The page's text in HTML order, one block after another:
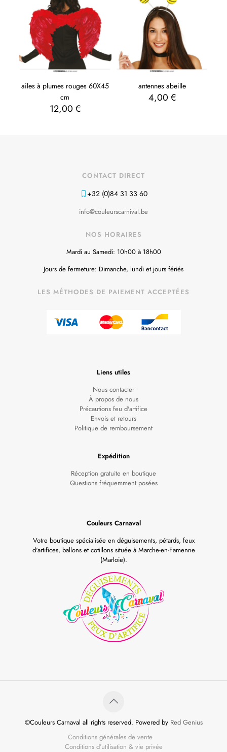
ailes à plumes rouges 60X45
cm
12,00 €
antennes abeille
4,00 €
CONTACT DIRECT
+32 (0)84 31 33 60
info@couleurscarnival.be
NOS HORAIRES
Mardi au Samedi: 10h00 à 18h00
Jours de fermeture: Dimanche, lundi et jours fériés
LES MÉTHODES DE PAIEMENT ACCEPTÉES
Liens utiles
Nous contacter
À propos de nous
Précautions feu d'artifice
Envois et retours
Politique de remboursement
Expédition
Réception gratuite en boutique
Questions fréquemment posées
Couleurs Carnaval
Votre boutique spécialisée en déguisements, pétards, feux
d'artifices, ballons et cotillons située à Marche-en-Famenne
(Marloie).
©Couleurs Carnaval all rights reserved. Powered by Red Genius
Conditions générales de vente
Conditions d’utilisation & vie privée